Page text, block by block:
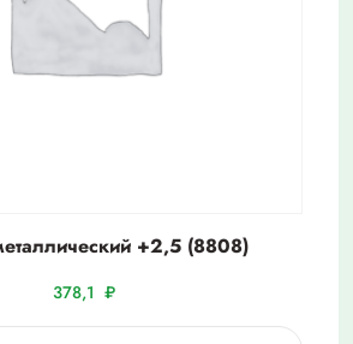
+2,5 (8808)
378,1 ₽